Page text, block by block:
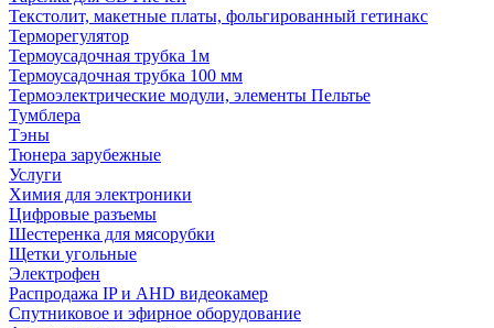
Текстолит, макетные платы, фольгированный гетинакс
Терморегулятор
Термоусадочная трубка 1м
Термоусадочная трубка 100 мм
Термоэлектрические модули, элементы Пельтье
Тумблера
Тэны
Тюнера зарубежные
Услуги
Химия для электроники
Цифровые разъемы
Шестеренка для мясорубки
Щетки угольные
Электрофен
Распродажа IP и AHD видеокамер
Спутниковое и эфирное оборудование